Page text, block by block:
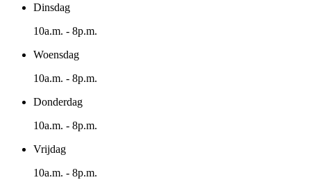
Dinsdag
10a.m. - 8p.m.
Woensdag
10a.m. - 8p.m.
Donderdag
10a.m. - 8p.m.
Vrijdag
10a.m. - 8p.m.